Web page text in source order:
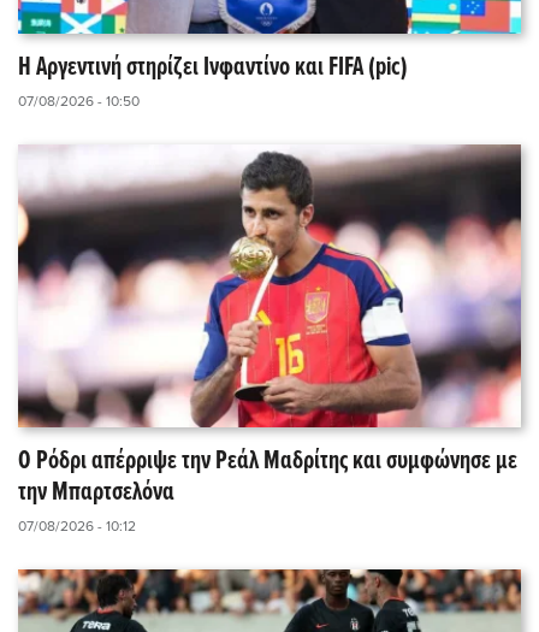
Η Αργεντινή στηρίζει Ινφαντίνο και FIFA (pic)
07/08/2026 - 10:50
Ο Ρόδρι απέρριψε την Ρεάλ Μαδρίτης και συμφώνησε με
την Μπαρτσελόνα
07/08/2026 - 10:12